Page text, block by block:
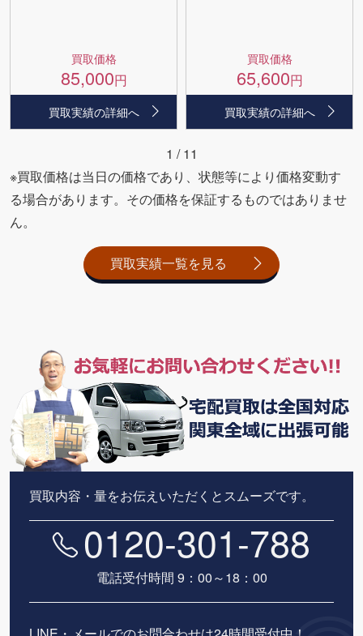
買取価格
85,000円
買取実績の詳細へ
買取価格
65,600円
買取実績の詳細へ
1 /11
※買取価格は当日の価格であり、状態等により価格変動す
る場合があります。その価格を保証するものではありませ
ん。
買取実績一覧を見る
買取内容・量をお伝えいただくとスムーズです。
0120-301-788
電話受付時間 9：00～18：00